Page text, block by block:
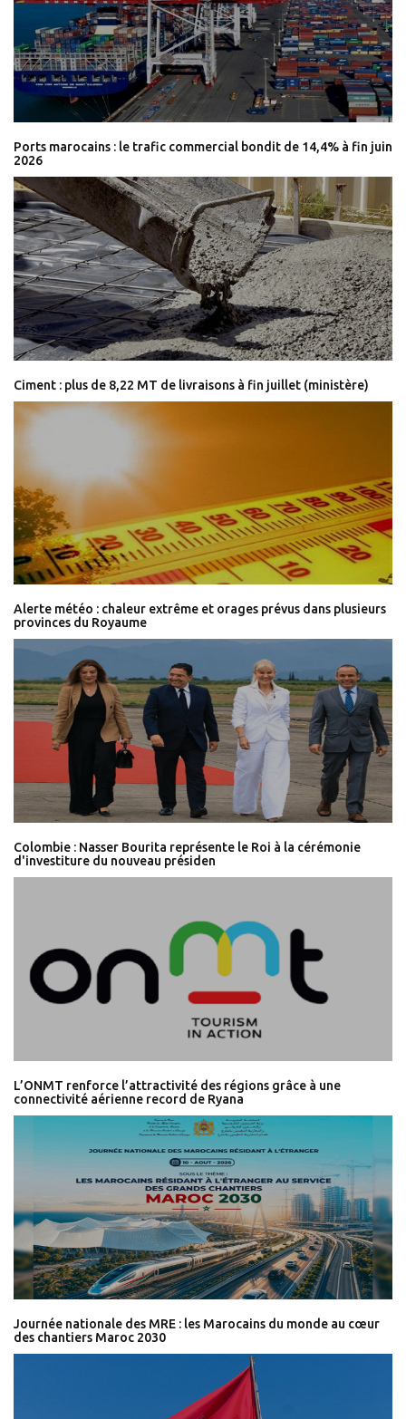
Ports marocains : le trafic commercial bondit de 14,4% à fin juin
2026
Ciment : plus de 8,22 MT de livraisons à fin juillet (ministère)
Alerte météo : chaleur extrême et orages prévus dans plusieurs
provinces du Royaume
Colombie : Nasser Bourita représente le Roi à la cérémonie
d'investiture du nouveau présiden
L’ONMT renforce l’attractivité des régions grâce à une
connectivité aérienne record de Ryana
Journée nationale des MRE : les Marocains du monde au cœur
des chantiers Maroc 2030